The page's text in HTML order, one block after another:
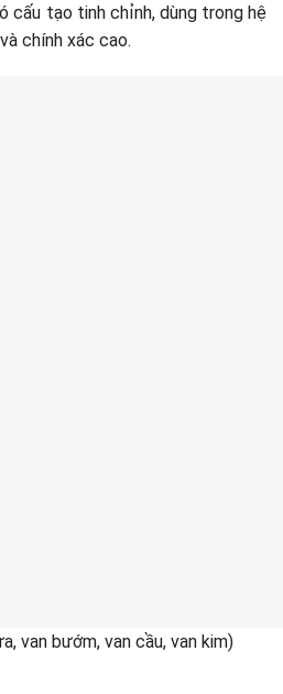
cấu tạo tinh chỉnh, dùng trong hệ
chính xác cao.
van bướm, van cầu, van kim)